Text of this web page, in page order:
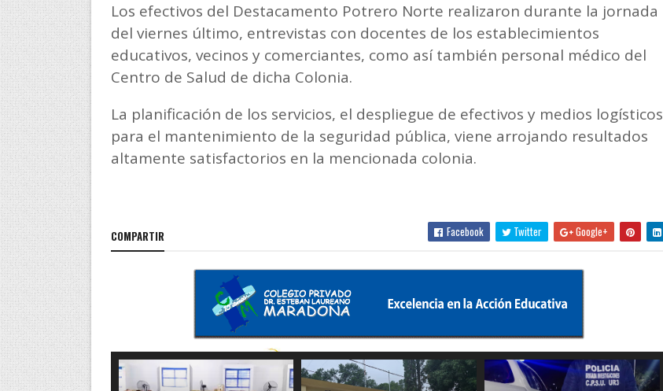
Los efectivos del Destacamento Potrero Norte realizaron durante la jornada
del viernes último, entrevistas con docentes de los establecimientos
educativos, vecinos y comerciantes, como así también personal médico del
Centro de Salud de dicha Colonia.
La planificación de los servicios, el despliegue de efectivos y medios logísticos
para el mantenimiento de la seguridad pública, viene arrojando resultados
altamente satisfactorios en la mencionada colonia.
COMPARTIR Facebook Twitter Google+